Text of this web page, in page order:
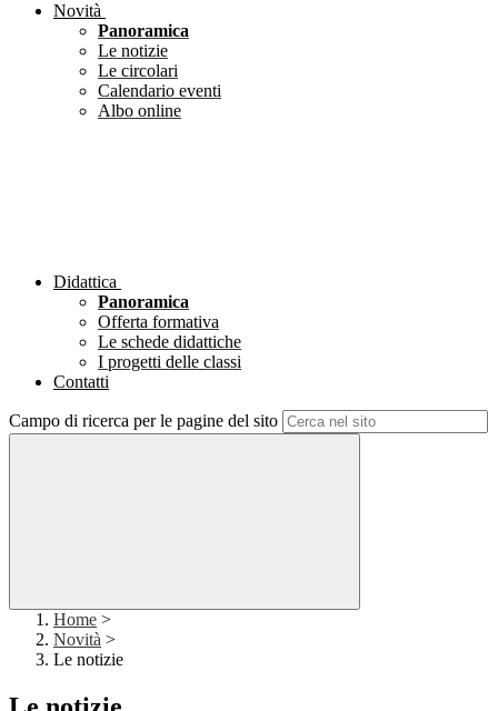
Novità
Panoramica
Le notizie
Le circolari
Calendario eventi
Albo online
Didattica
Panoramica
Offerta formativa
Le schede didattiche
I progetti delle classi
Contatti
Campo di ricerca per le pagine del sito
Home >
Novità >
Le notizie